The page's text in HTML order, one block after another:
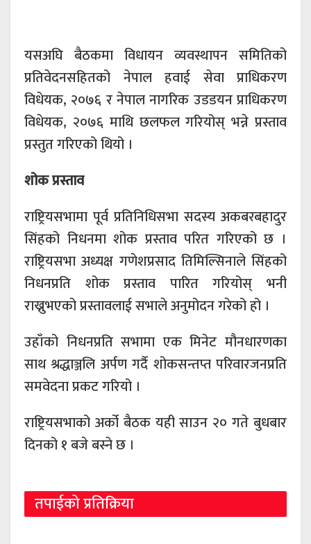
यसअघि बैठकमा विधायन व्यवस्थापन समितिको
प्रतिवेदनसहितको नेपाल हवाई सेवा प्राधिकरण
विधेयक, २०७६ र नेपाल नागरिक उडडयन प्राधिकरण
विधेयक, २०७६ माथि छलफल गरियोस् भन्ने प्रस्ताव
प्रस्तुत गरिएको थियो ।
शोक प्रस्ताव
राष्ट्रियसभामा पूर्व प्रतिनिधिसभा सदस्य अकबरबहादुर
सिंहको निधनमा शोक प्रस्ताव परित गरिएको छ ।
राष्ट्रियसभा अध्यक्ष गणेशप्रसाद तिमिल्सिनाले सिंहको
निधनप्रति शोक प्रस्ताव पारित गरियोस् भनी
राख्नुभएको प्रस्तावलाई सभाले अनुमोदन गरेको हो ।
उहाँको निधनप्रति सभामा एक मिनेट मौनधारणका
साथ श्रद्धाञ्जलि अर्पण गर्दै शोकसन्तप्त परिवारजनप्रति
समवेदना प्रकट गरियो ।
राष्ट्रियसभाको अर्को बैठक यही साउन २० गते बुधबार
दिनको १ बजे बस्ने छ ।
तपाईको प्रतिक्रिया